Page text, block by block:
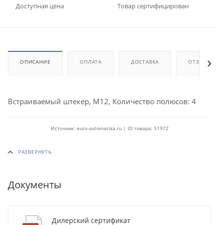
Доступная цена Товар сертифицирован
ОПИСАНИЕ ОПЛАТА ДОСТАВКА ОТЗЫВЫ
Встраиваемый штекер, M12, Количество полюсов: 4
Источник: euro-avtomatika.ru | ID товара: 51972
Документы
Дилерский сертификат